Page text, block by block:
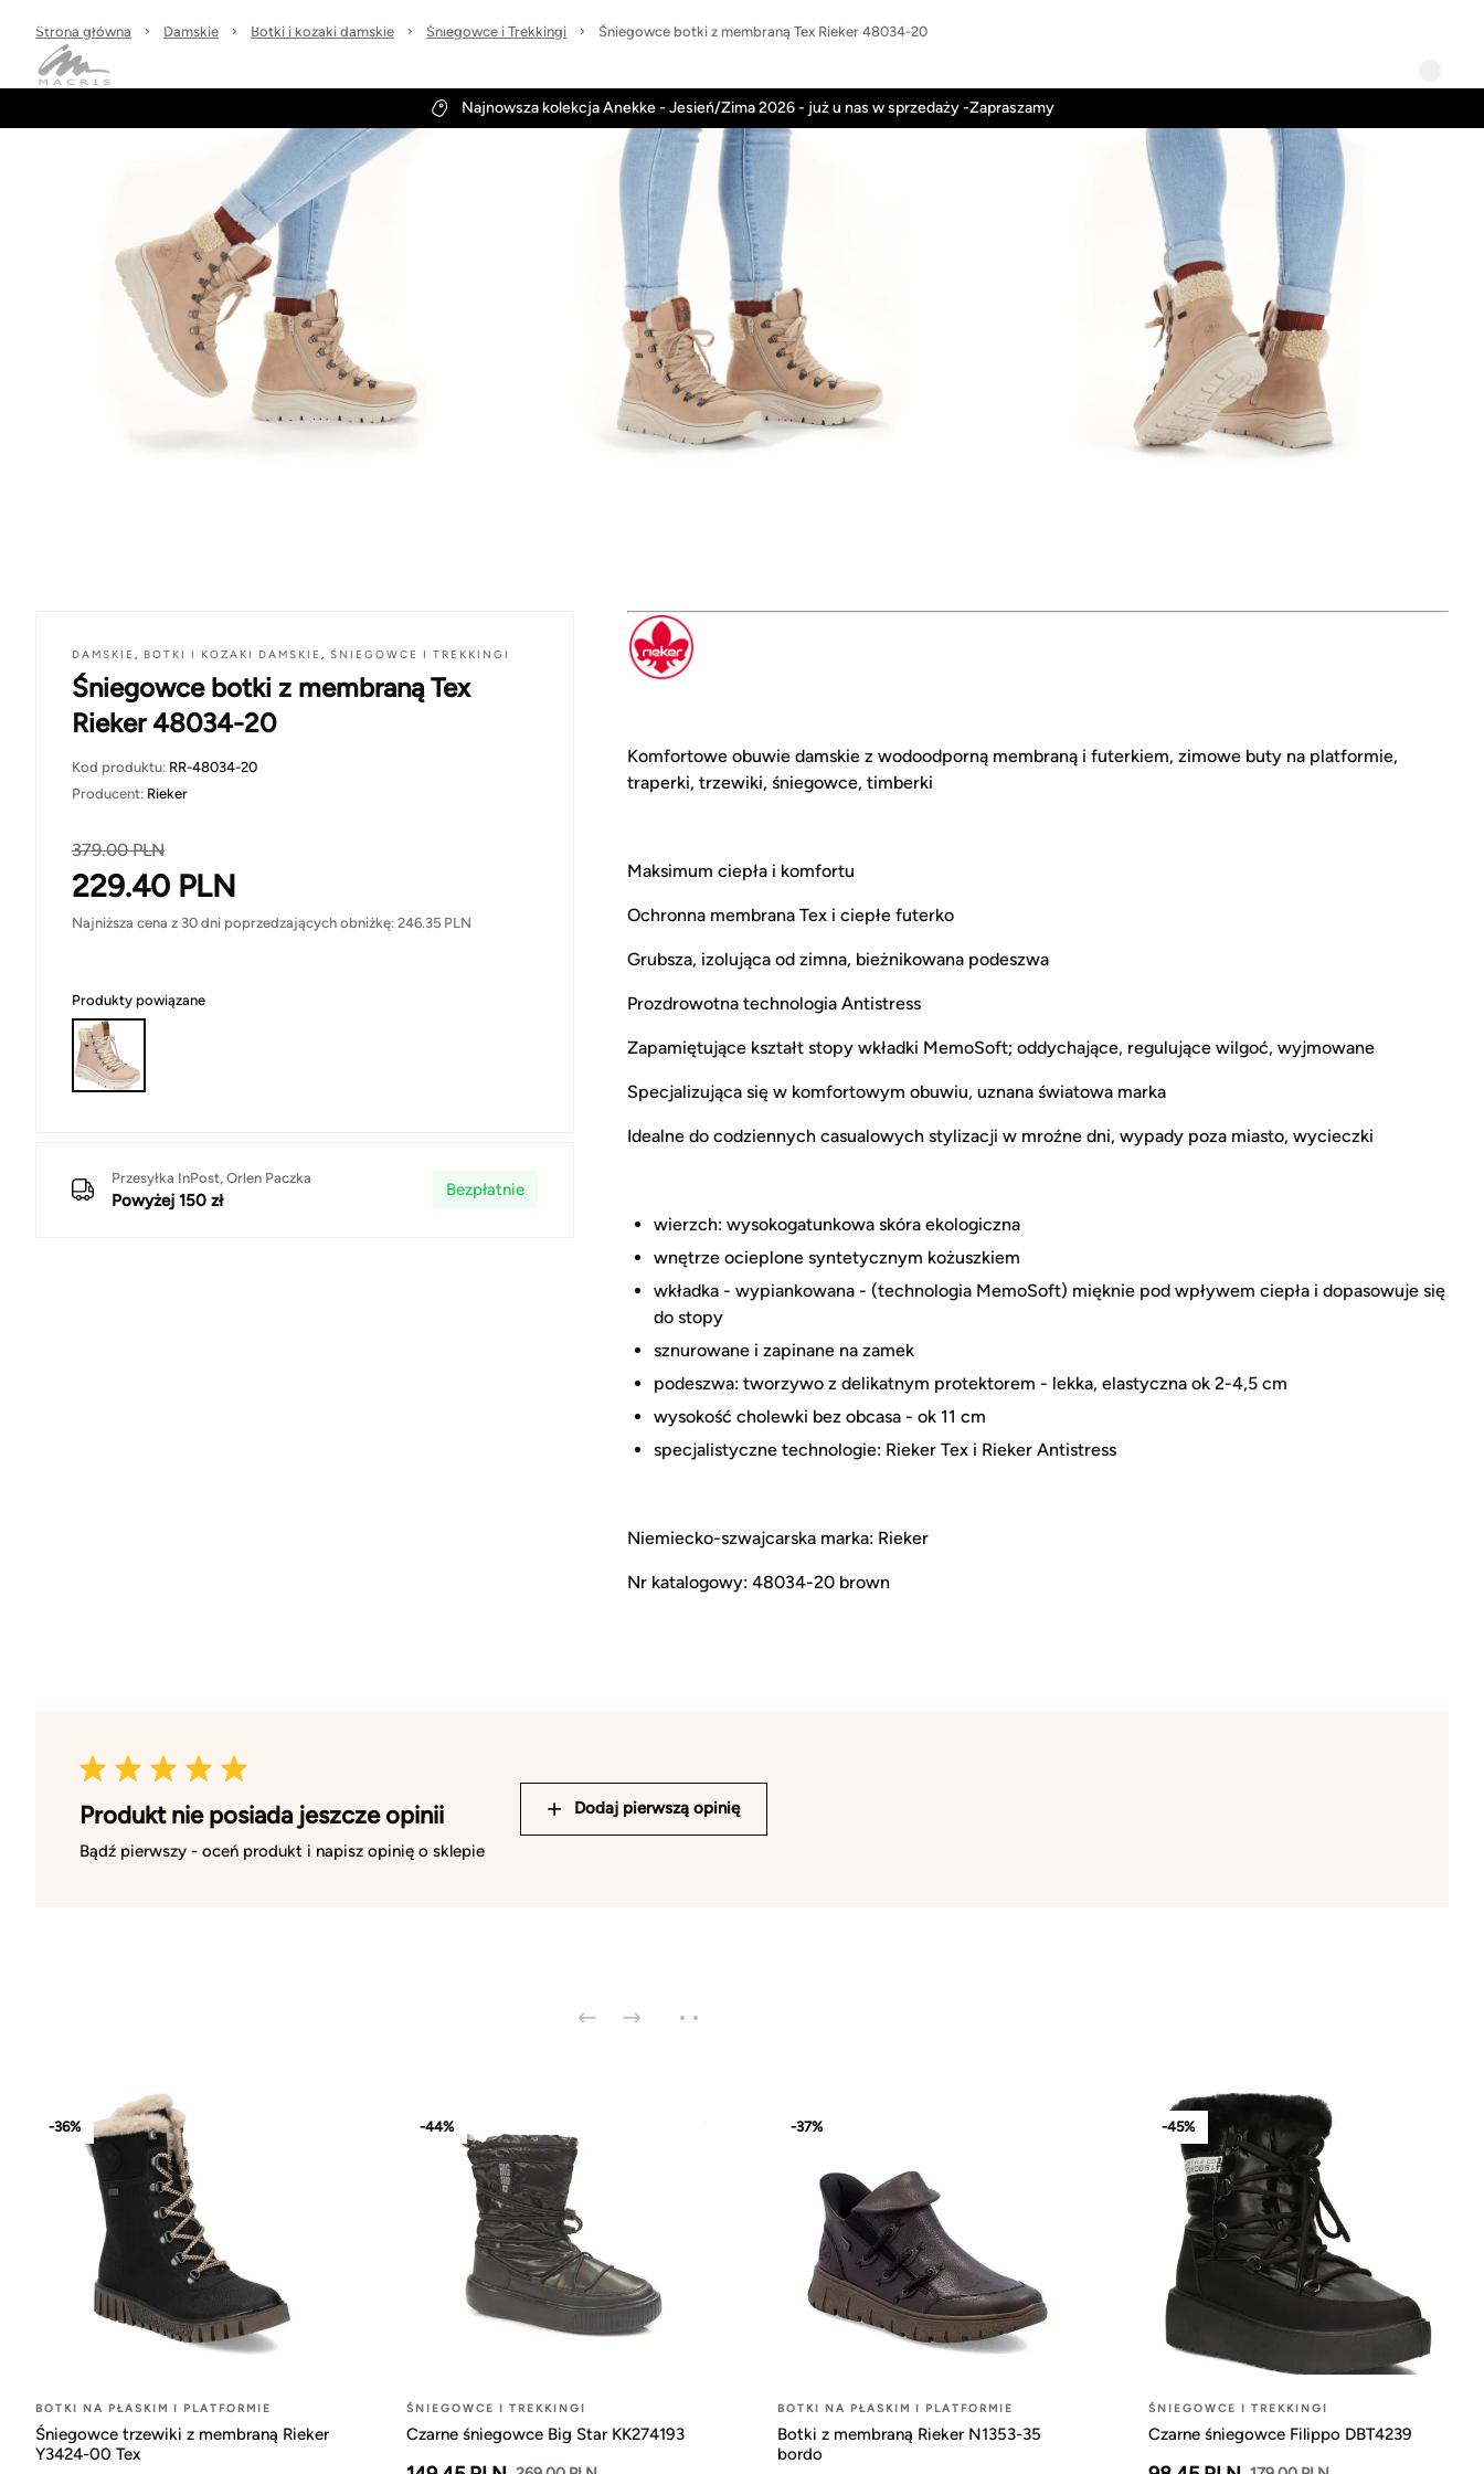
30 dni na zwrot Wysyłka w 24h
Najnowsza kolekcja Anekke - Jesień/Zima 2026 - już u nas w sprzedaży -Zapraszamy
Strona główna Damskie Botki i kozaki damskie Śniegowce i Trekkingi Śniegowce botki z membraną Tex Rieker 48034-20
DAMSKIE , BOTKI I KOZAKI DAMSKIE , ŚNIEGOWCE I TREKKINGI
Śniegowce botki z membraną Tex
Rieker 48034-20
Kod produktu: RR-48034-20
Producent: Rieker
379.00PLN
229.40 PLN
Najniższa cena z 30 dni poprzedzających obniżkę: 246.35 PLN
Produkty powiązane
Przesyłka InPost, Orlen Paczka
Powyżej 150 zł
Bezpłatnie
Komfortowe obuwie damskie z wodoodporną membraną i futerkiem, zimowe buty na platformie,
traperki, trzewiki, śniegowce, timberki
Maksimum ciepła i komfortu
Ochronna membrana Tex i ciepłe futerko
Grubsza, izolująca od zimna, bieżnikowana podeszwa
Prozdrowotna technologia Antistress
Zapamiętujące kształt stopy wkładki MemoSoft; oddychające, regulujące wilgoć, wyjmowane
Specjalizująca się w komfortowym obuwiu, uznana światowa marka
Idealne do codziennych casualowych stylizacji w mroźne dni, wypady poza miasto, wycieczki
wierzch: wysokogatunkowa skóra ekologiczna
wnętrze ocieplone syntetycznym kożuszkiem
wkładka - wypiankowana - (technologia MemoSoft) mięknie pod wpływem ciepła i dopasowuje się
do stopy
sznurowane i zapinane na zamek
podeszwa: tworzywo z delikatnym protektorem - lekka, elastyczna ok 2-4,5 cm
wysokość cholewki bez obcasa - ok 11 cm
specjalistyczne technologie: Rieker Tex i Rieker Antistress
Niemiecko-szwajcarska marka: Rieker
Nr katalogowy: 48034-20 brown
Produkt nie posiada jeszcze opinii
Bądź pierwszy - oceń produkt i napisz opinię o sklepie
Dodaj pierwszą opinię
-36%
BOTKI NA PŁASKIM I PLATFORMIE
Śniegowce trzewiki z membraną Rieker
Y3424-00 Tex
-44%
ŚNIEGOWCE I TREKKINGI
Czarne śniegowce Big Star KK274193
-37%
BOTKI NA PŁASKIM I PLATFORMIE
Botki z membraną Rieker N1353-35
bordo
-45%
ŚNIEGOWCE I TREKKINGI
Czarne śniegowce Filippo DBT4239